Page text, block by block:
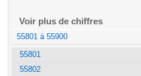
Voir plus de chiffres
55801 à 55900
55801
55802